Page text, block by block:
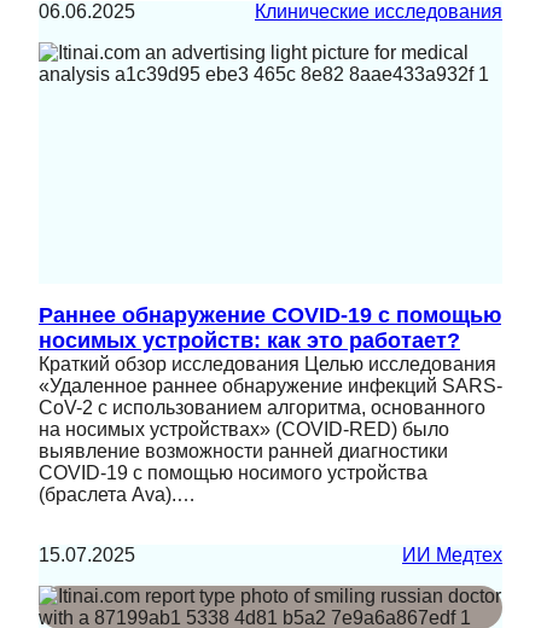
06.06.2025 Клинические исследования
Раннее обнаружение COVID-19 с помощью
носимых устройств: как это работает?
Краткий обзор исследования Целью исследования
«Удаленное раннее обнаружение инфекций SARS-
CoV-2 с использованием алгоритма, основанного
на носимых устройствах» (COVID-RED) было
выявление возможности ранней диагностики
COVID-19 с помощью носимого устройства
(браслета Ava).…
15.07.2025 ИИ Медтех